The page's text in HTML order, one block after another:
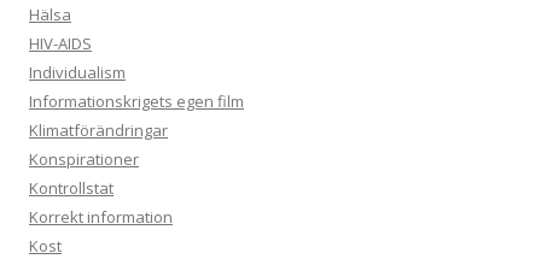
Hälsa
HIV-AIDS
Individualism
Informationskrigets egen film
Klimatförändringar
Konspirationer
Kontrollstat
Korrekt information
Kost